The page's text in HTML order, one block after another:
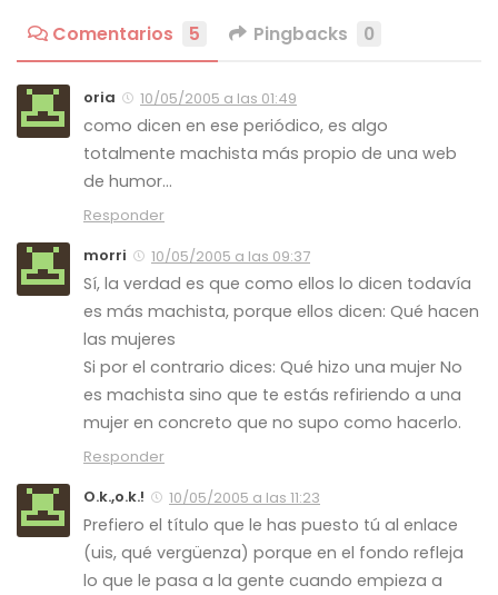
Comentarios 5 Pingbacks 0
oria 10/05/2005 a las 01:49
como dicen en ese periódico, es algo
totalmente machista más propio de una web
de humor…
Responder
morri
10/05/2005 a las 09:37
Sí, la verdad es que como ellos lo dicen todavía
es más machista, porque ellos dicen: Qué hacen
las mujeres
Si por el contrario dices: Qué hizo una mujer No
es machista sino que te estás refiriendo a una
mujer en concreto que no supo como hacerlo.
Responder
O.k.,o.k.!
10/05/2005 a las 11:23
Prefiero el título que le has puesto tú al enlace
(uis, qué vergüenza) porque en el fondo refleja
lo que le pasa a la gente cuando empieza a